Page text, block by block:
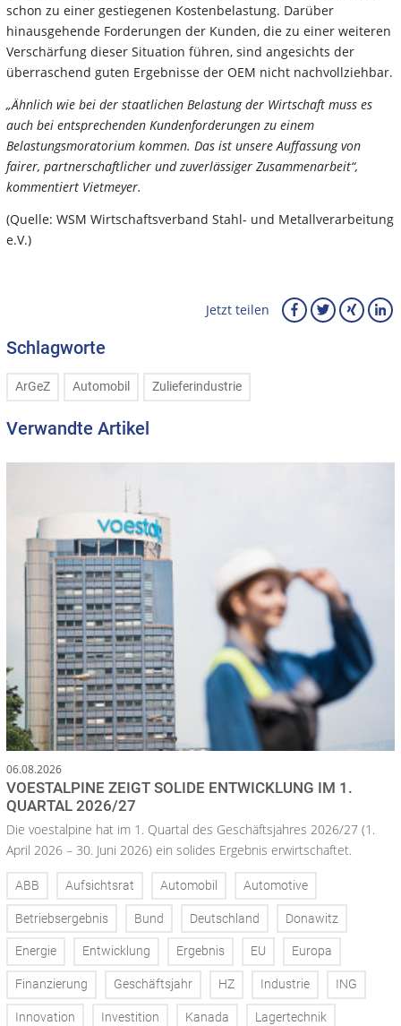
schon zu einer gestiegenen Kostenbelastung. Darüber
hinausgehende Forderungen der Kunden, die zu einer weiteren
Verschärfung dieser Situation führen, sind angesichts der
überraschend guten Ergebnisse der OEM nicht nachvollziehbar.
„Ähnlich wie bei der staatlichen Belastung der Wirtschaft muss es
auch bei entsprechenden Kundenforderungen zu einem
Belastungsmoratorium kommen. Das ist unsere Auffassung von
fairer, partnerschaftlicher und zuverlässiger Zusammenarbeit“,
kommentiert Vietmeyer.
(Quelle: WSM Wirtschaftsverband Stahl- und Metallverarbeitung
e.V.)
Jetzt teilen
Schlagworte
ArGeZ Automobil Zulieferindustrie
Verwandte Artikel
06.08.2026
VOESTALPINE ZEIGT SOLIDE ENTWICKLUNG IM 1.
QUARTAL 2026/27
Die voestalpine hat im 1. Quartal des Geschäftsjahres 2026/27 (1.
April 2026 – 30. Juni 2026) ein solides Ergebnis erwirtschaftet.
ABB Aufsichtsrat Automobil Automotive
Betriebsergebnis Bund Deutschland Donawitz
Energie Entwicklung Ergebnis EU Europa
Finanzierung Geschäftsjahr HZ Industrie ING
Innovation Investition Kanada Lagertechnik